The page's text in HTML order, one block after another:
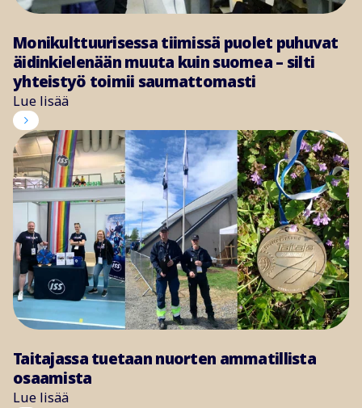
Monikulttuurisessa tiimissä puolet puhuvat
äidinkielenään muuta kuin suomea – silti
yhteistyö toimii saumattomasti
Lue lisää
Taitajassa tuetaan nuorten ammatillista
osaamista
Lue lisää